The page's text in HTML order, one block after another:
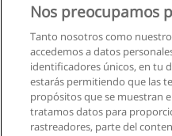
Diplomado Gerente
Corporación Internacional de
Solicita
Proceso de Coaching
Nos preocupamos
Tanto nosotros como
accedemos a datos
identificadores únicos, en tu
estarás permitiendo que las
propósitos que se muestran
tratamos datos para
rastreadores, parte del